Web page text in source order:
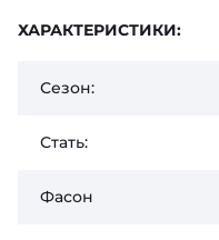
ХАРАКТЕРИСТИКИ:
Сезон:
Стать:
Фасон